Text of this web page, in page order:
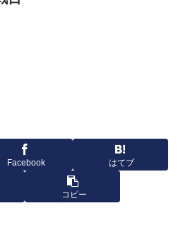
Facebook はてブ
コピー